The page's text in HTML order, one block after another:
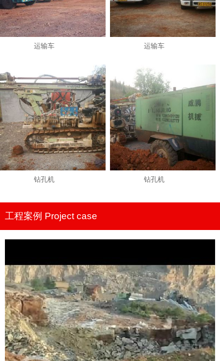
运输车 运输车
钻孔机 钻孔机
工程案例 Project case